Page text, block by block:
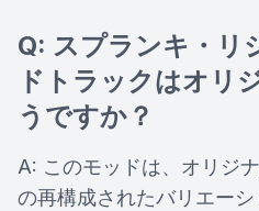
Q: スプランキ・リ
ドトラックはオリ
うですか？
A: このモッドは、オリジ
の再構成されたバリエーシ